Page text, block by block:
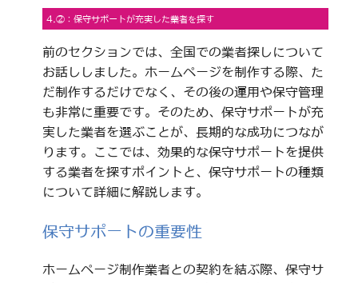
4.②：保守サポートが充実した業者を探す
前のセクションでは、全国での業者探しについて
お話ししました。ホームページを制作する際、た
だ制作するだけでなく、その後の運用や保守管理
も非常に重要です。そのため、保守サポートが充
実した業者を選ぶことが、長期的な成功につなが
ります。ここでは、効果的な保守サポートを提供
する業者を探すポイントと、保守サポートの種類
について詳細に解説します。
保守サポートの重要性
ホームページ制作業者との契約を結ぶ際、保守サ